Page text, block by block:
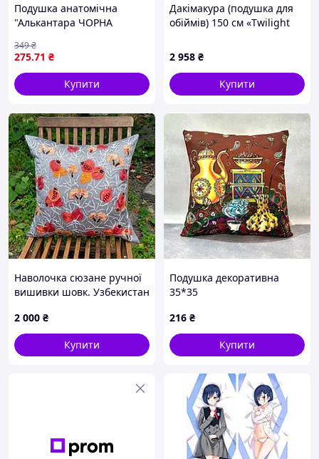
Подушка анатомічна
"Алькантара ЧОРНА
275.71 ₴
349₴
Купити
Дакімакура (подушка для
обіймів) 150 см «Twilight
of Zelda Midona» tape 1
2 958 ₴
Купити
Наволочка сюзане ручної
вишивки шовк. Узбекистан
2 000 ₴
Купити
Подушка декоративна
35*35
216 ₴
Купити